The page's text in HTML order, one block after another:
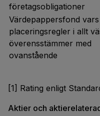
företagsobligationer
Värdepappersfond vars
placeringsregler i allt
överensstämmer med
ovanstående
[1] Rating enligt
Aktier och